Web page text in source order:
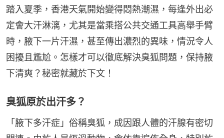
踏入夏季，香港天氣開始變得悶熱潮濕，每逢外出必
定會大汗淋漓，尤其是當乘搭公共交通工具高舉手臂
時，腋下一片汗濕，甚至傳出濃烈的異味，情況令人
困擾且尷尬。怎樣才可以徹底解決臭狐問題，保持腋
下清爽？秘密就藏於下文！
臭狐原於出汗多？
「腋下多汗症」俗稱臭狐，成因跟人體的汗腺有密切